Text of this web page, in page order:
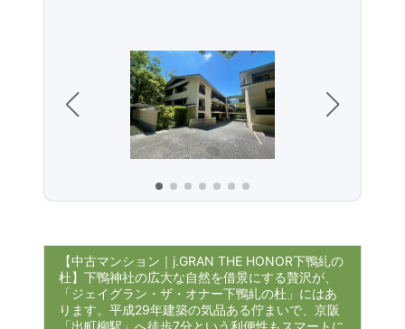
【中古マンション｜j.GRAN THE HONOR下鴨糺の
杜】下鴨神社の広大な自然を借景にする贅沢が、
「ジェイグラン・ザ・オナー下鴨糺の杜」にはあ
ります。平成29年建築の気品ある佇まいで、京阪
「出町柳駅」へ徒歩7分という利便性もスマートに